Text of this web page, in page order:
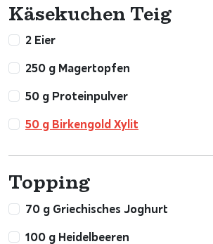
Käsekuchen Teig
2 Eier
250 g Magertopfen
50 g Proteinpulver
50 g Birkengold Xylit
Topping
70 g Griechisches Joghurt
100 g Heidelbeeren